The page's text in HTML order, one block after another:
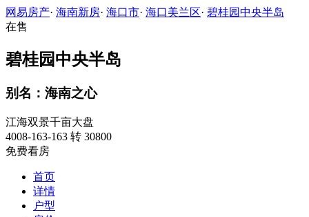
网易房产· 海南新房· 海口市· 海口美兰区· 碧桂园中央半岛
在售
碧桂园中央半岛
别名：海南之心
江海双景千亩大盘
4008-163-163 转 30800
免费看房
首页
详情
户型